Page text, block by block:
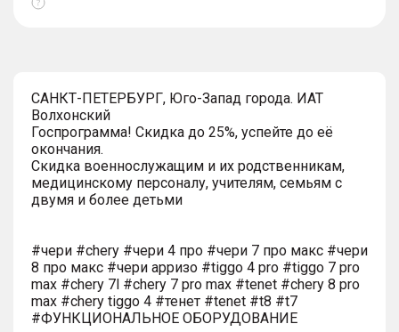
Показать
САНКТ-ПЕТЕРБУРГ, Юго-Запад города. ИАТ
Волхонский
Госпрограмма! Скидка до 25%, успейте до её
окончания.
Скидка военнослужащим и их родственникам,
медицинскому персоналу, учителям, семьям с
двумя и более детьми
#чери #chery #чери 4 про #чери 7 про макс #чери
8 про макс #чери арризо #tiggo 4 pro #tiggo 7 pro
max #chery 7l #chery 7 pro max #tenet #chery 8 pro
max #chery tiggo 4 #тенет #tenet #t8 #t7
#ФУНКЦИОНАЛЬНОЕ ОБОРУДОВАНИЕ